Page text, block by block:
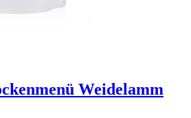
Weidelamm